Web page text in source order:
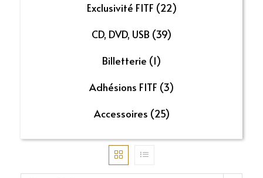
Exclusivité FITF (22)
CD, DVD, USB (39)
Billetterie (1)
Adhésions FITF (3)
Accessoires (25)